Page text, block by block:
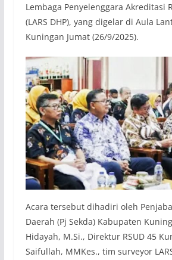
Lembaga Penyelenggara Akreditasi
(LARS DHP), yang digelar di Aula
Kuningan Jumat (26/9/2025).
Acara tersebut dihadiri oleh
Daerah (Pj Sekda) Kabupaten
Hidayah, M.Si., Direktur RSUD 45
Saifullah, MMKes., tim surveyor